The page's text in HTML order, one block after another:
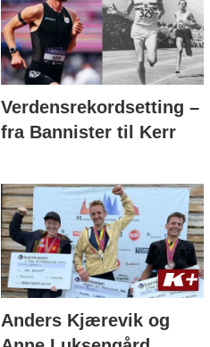
Verdensrekordsetting –
fra Bannister til Kerr
Anders Kjærevik og